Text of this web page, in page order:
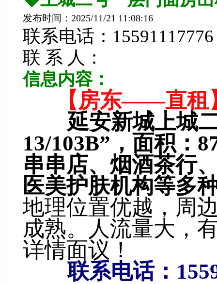
发布时间：2025/11/21 11:08:16
联系电话：15591117776
联 系 人：
信息内容：
【房东——直
延安新城上城
13/103B”，面积：
串串店、烟酒茶行
医美护肤机构等多
地理位置优越，周
成熟。人流量大，
详情面议！
联系电话：